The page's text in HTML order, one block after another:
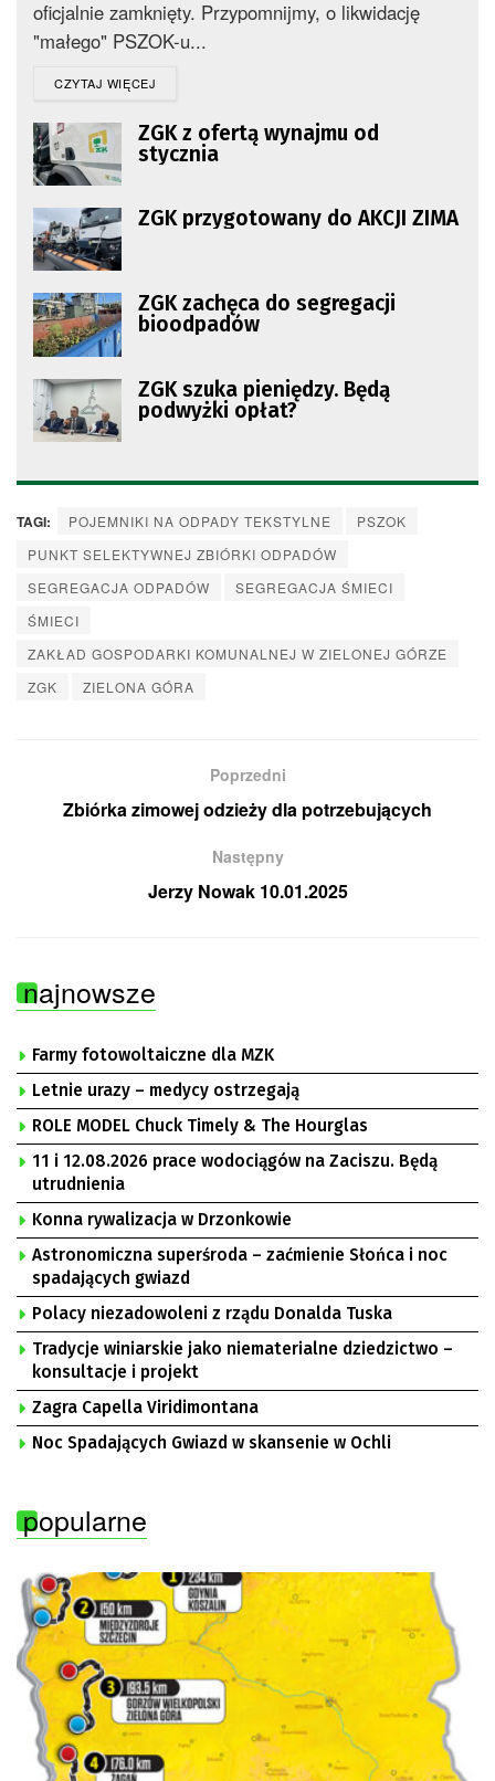
oficjalnie zamknięty. Przypomnijmy, o likwidację
"małego" PSZOK-u...
CZYTAJ WIĘCEJ
ZGK z ofertą wynajmu od
stycznia
ZGK przygotowany do AKCJI ZIMA
ZGK zachęca do segregacji
bioodpadów
ZGK szuka pieniędzy. Będą
podwyżki opłat?
TAGI: POJEMNIKI NA ODPADY TEKSTYLNE
PSZOK
PUNKT SELEKTYWNEJ ZBIÓRKI ODPADÓW
SEGREGACJA ODPADÓW
SEGREGACJA ŚMIECI
ŚMIECI
ZAKŁAD GOSPODARKI KOMUNALNEJ W ZIELONEJ GÓRZE
ZGK
ZIELONA GÓRA
Poprzedni
Zbiórka zimowej odzieży dla potrzebujących
Następny
Jerzy Nowak 10.01.2025
najnowsze
Farmy fotowoltaiczne dla MZK
Letnie urazy – medycy ostrzegają
ROLE MODEL Chuck Timely & The Hourglas
11 i 12.08.2026 prace wodociągów na Zaciszu. Będą
utrudnienia
Konna rywalizacja w Drzonkowie
Astronomiczna superśroda – zaćmienie Słońca i noc
spadających gwiazd
Polacy niezadowoleni z rządu Donalda Tuska
Tradycje winiarskie jako niematerialne dziedzictwo –
konsultacje i projekt
Zagra Capella Viridimontana
Noc Spadających Gwiazd w skansenie w Ochli
popularne